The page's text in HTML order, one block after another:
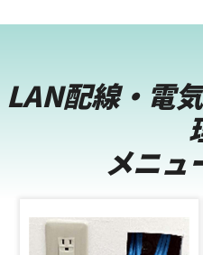
LAN配線・電
メニュ